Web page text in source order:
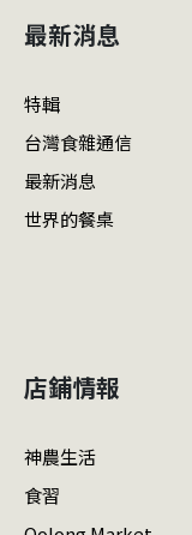
最新消息
特輯
台灣食雜通信
最新消息
世界的餐桌
店鋪情報
神農生活
食習